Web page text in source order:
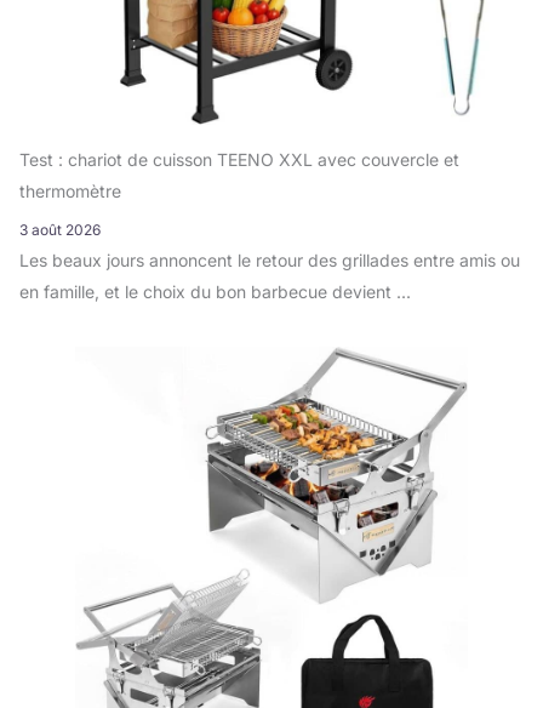
Test : chariot de cuisson TEENO XXL avec couvercle et
thermomètre
3 août 2026
Les beaux jours annoncent le retour des grillades entre amis ou
en famille, et le choix du bon barbecue devient ...